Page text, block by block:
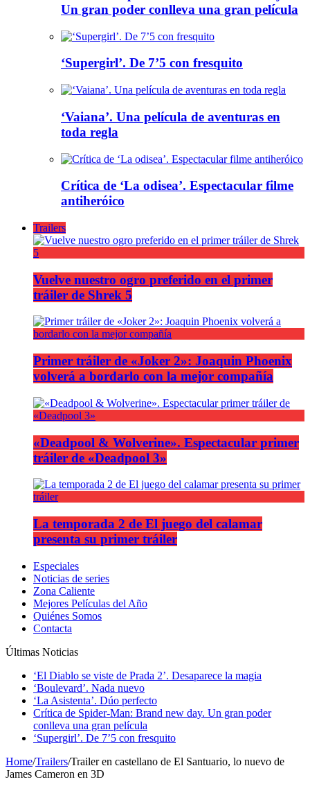
Un gran poder conlleva una gran película
‘Supergirl’. De 7’5 con fresquito
‘Vaiana’. Una película de aventuras en
toda regla
Crítica de ‘La odisea’. Espectacular filme
antiheróico
Trailers
Vuelve nuestro ogro preferido en el primer
tráiler de Shrek 5
Primer tráiler de «Joker 2»: Joaquin Phoenix
volverá a bordarlo con la mejor compañía
«Deadpool & Wolverine». Espectacular primer
tráiler de «Deadpool 3»
La temporada 2 de El juego del calamar
presenta su primer tráiler
Especiales
Noticias de series
Zona Caliente
Mejores Películas del Año
Quiénes Somos
Contacta
Últimas Noticias
‘El Diablo se viste de Prada 2’. Desaparece la magia
‘Boulevard’. Nada nuevo
‘La Asistenta’. Dúo perfecto
Crítica de Spider-Man: Brand new day. Un gran poder
conlleva una gran película
‘Supergirl’. De 7’5 con fresquito
Home/Trailers/Trailer en castellano de El Santuario, lo nuevo de
James Cameron en 3D